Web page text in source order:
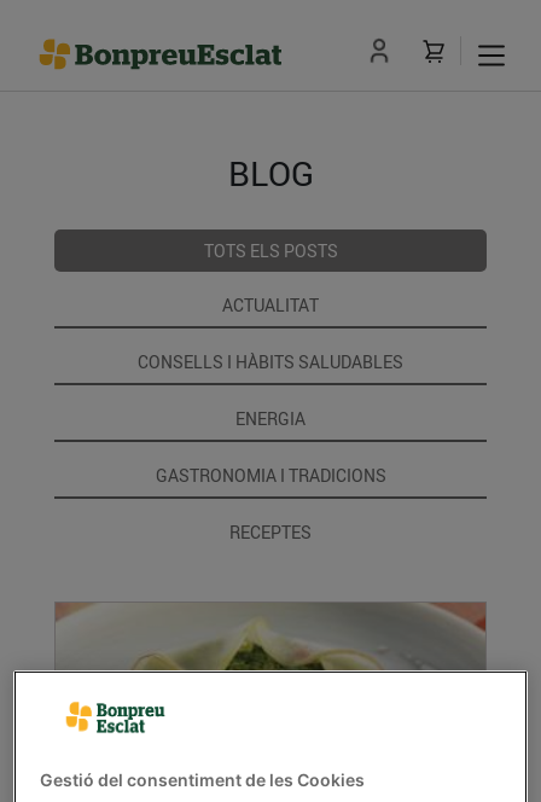
BLOG
TOTS ELS POSTS
ACTUALITAT
CONSELLS I HÀBITS SALUDABLES
ENERGIA
GASTRONOMIA I TRADICIONS
RECEPTES
Gestió del consentiment de les Cookies